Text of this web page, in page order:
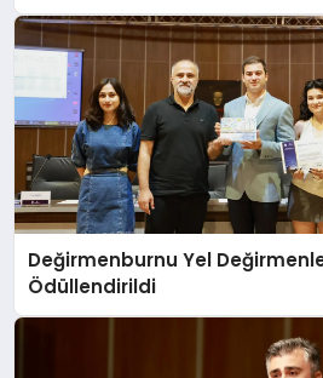
Değirmenburnu Yel
Ödüllendirildi